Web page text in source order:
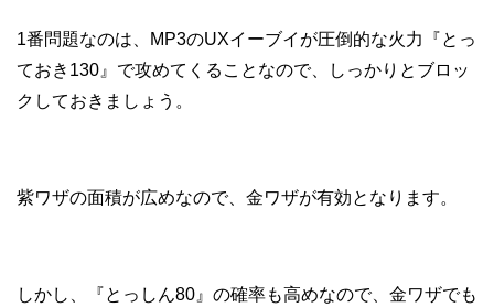
1番問題なのは、MP3のUXイーブイが圧倒的な火力『とっ
ておき130』で攻めてくることなので、しっかりとブロッ
クしておきましょう。
紫ワザの面積が広めなので、金ワザが有効となります。
しかし、『とっしん80』の確率も高めなので、金ワザでも